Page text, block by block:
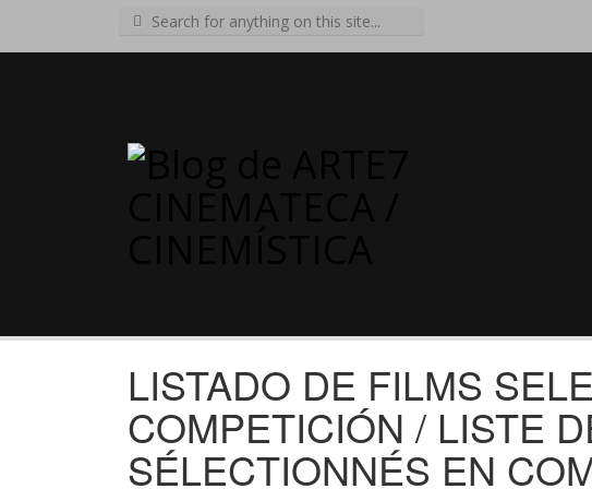
Search
LISTADO DE FILMS
COMPETICIÓN / LISTE
SÉLECTIONNÉS EN